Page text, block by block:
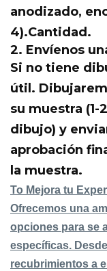
anodizado,
4).Cantidad.
2. Envíenos
Si no tiene
útil.
su muestra
dibujo) y
aprobación
la muestra.
To Mejora tu
Ofrecemos una
opciones para se
específicas. Desde
recubrimientos a